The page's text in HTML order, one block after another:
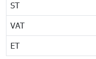
ST
VAT
ET